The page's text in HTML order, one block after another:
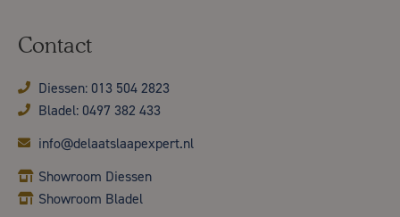
Contact
Diessen: 013 504 2823
Bladel: 0497 382 433
info@delaatslaapexpert.nl
Showroom Diessen
Showroom Bladel